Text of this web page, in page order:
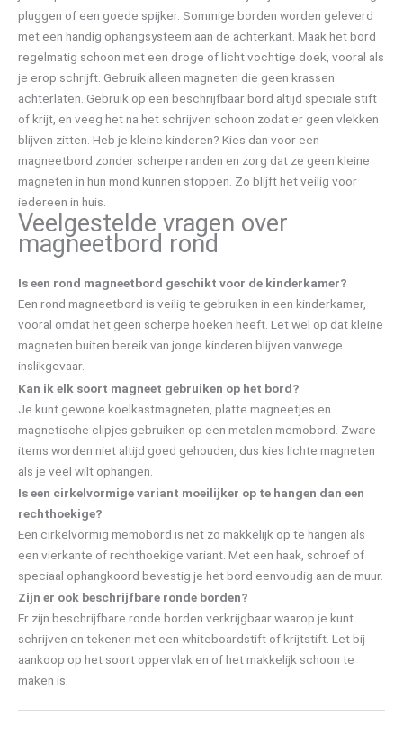
pluggen of een goede spijker. Sommige borden worden geleverd
met een handig ophangsysteem aan de achterkant. Maak het bord
regelmatig schoon met een droge of licht vochtige doek, vooral als
je erop schrijft. Gebruik alleen magneten die geen krassen
achterlaten. Gebruik op een beschrijfbaar bord altijd speciale stift
of krijt, en veeg het na het schrijven schoon zodat er geen vlekken
blijven zitten. Heb je kleine kinderen? Kies dan voor een
magneetbord zonder scherpe randen en zorg dat ze geen kleine
magneten in hun mond kunnen stoppen. Zo blijft het veilig voor
iedereen in huis.
Veelgestelde vragen over
magneetbord rond
Is een rond magneetbord geschikt voor de kinderkamer?
Een rond magneetbord is veilig te gebruiken in een kinderkamer,
vooral omdat het geen scherpe hoeken heeft. Let wel op dat kleine
magneten buiten bereik van jonge kinderen blijven vanwege
inslikgevaar.
Kan ik elk soort magneet gebruiken op het bord?
Je kunt gewone koelkastmagneten, platte magneetjes en
magnetische clipjes gebruiken op een metalen memobord. Zware
items worden niet altijd goed gehouden, dus kies lichte magneten
als je veel wilt ophangen.
Is een cirkelvormige variant moeilijker op te hangen dan een
rechthoekige?
Een cirkelvormig memobord is net zo makkelijk op te hangen als
een vierkante of rechthoekige variant. Met een haak, schroef of
speciaal ophangkoord bevestig je het bord eenvoudig aan de muur.
Zijn er ook beschrijfbare ronde borden?
Er zijn beschrijfbare ronde borden verkrijgbaar waarop je kunt
schrijven en tekenen met een whiteboardstift of krijtstift. Let bij
aankoop op het soort oppervlak en of het makkelijk schoon te
maken is.